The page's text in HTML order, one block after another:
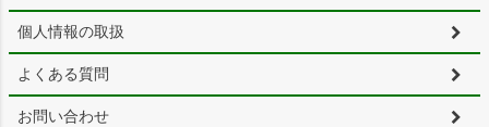
個人情報の取扱
よくある質問
お問い合わせ